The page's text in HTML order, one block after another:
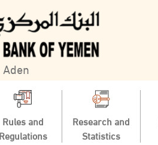
Rules and
Regulations
Research and
Statistics